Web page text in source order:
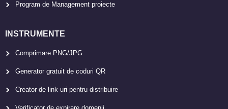
Program de Management proiecte
INSTRUMENTE
Comprimare PNG/JPG
Generator gratuit de coduri QR
Creator de link-uri pentru distribuire